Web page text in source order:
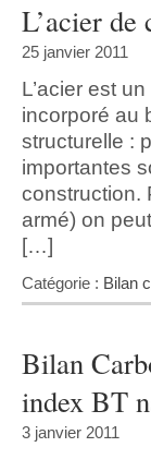
L’acier
25 janvier 2011
L’acier est
incorporé au
structurelle :
importantes
construction.
armé) on
[…]
Catégorie : Bilan
Bilan
index BT
3 janvier 2011